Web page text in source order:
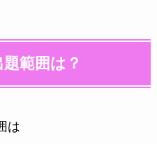
範囲は？
は